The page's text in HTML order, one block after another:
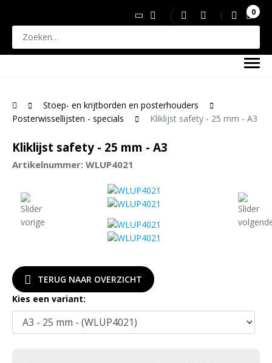
0
Stoep- en krijtborden en posterhouders
Posterwissellijsten - specials
Kliklijst safety - 25 mm - A3
Kliklijst safety - 25 mm - A3
Artikelnummer: WLUP4021
TERUG NAAR OVERZICHT
Kies een variant: